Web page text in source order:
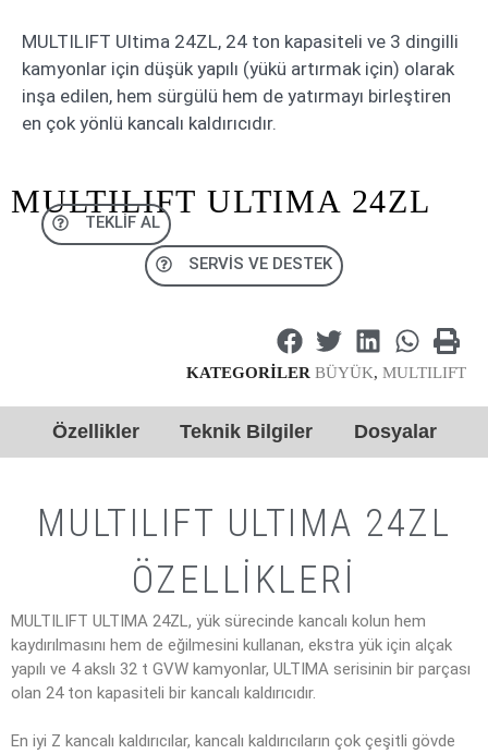
MULTILIFT Ultima 24ZL, 24 ton kapasiteli ve 3 dingilli
kamyonlar için düşük yapılı (yükü artırmak için) olarak
inşa edilen, hem sürgülü hem de yatırmayı birleştiren
en çok yönlü kancalı kaldırıcıdır.
MULTILIFT ULTIMA 24ZL
TEKLIF AL
SERVIS VE DESTEK
KATEGORILER BÜYÜK, MULTILIFT
Özellikler Teknik Bilgiler Dosyalar
MULTILIFT ULTIMA 24ZL
ÖZELLIKLERI
MULTILIFT ULTIMA 24ZL, yük sürecinde kancalı kolun hem
kaydırılmasını hem de eğilmesini kullanan, ekstra yük için alçak
yapılı ve 4 akslı 32 t GVW kamyonlar, ULTIMA serisinin bir parçası
olan 24 ton kapasiteli bir kancalı kaldırıcıdır.
En iyi Z kancalı kaldırıcılar, kancalı kaldırıcıların çok çeşitli gövde